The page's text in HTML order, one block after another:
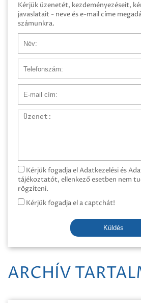
Kérjük üzenetét, kezdeményezéseit,
javaslatait - neve és e-mail címe
számunkra.
Üzenet
Kérjük fogadja el Adatkezelési és
tájékoztatót, ellenkező esetben nem
rögzíteni.
Kérjük fogadja el a captchát!
Küldés
ARCHÍV